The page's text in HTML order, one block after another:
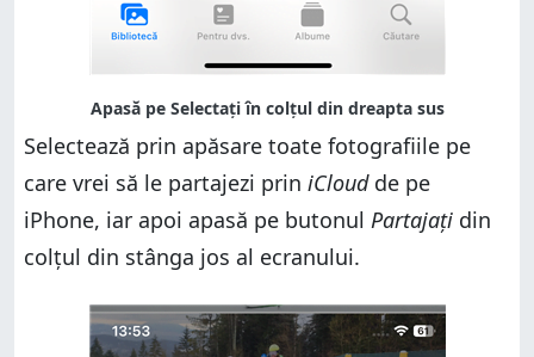
Selectează prin apăsare toate fotografiile pe
care vrei să le partajezi prin iCloud de pe
iPhone, iar apoi apasă pe butonul Partajați din
colțul din stânga jos al ecranului.